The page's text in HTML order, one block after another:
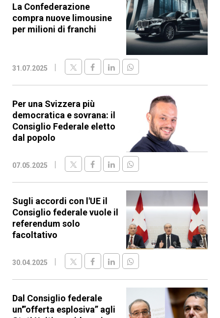
La Confederazione
compra nuove limousine
per milioni di franchi
31.07.2025
Per una Svizzera più
democratica e sovrana: il
Consiglio Federale eletto
dal popolo
07.05.2025
Sugli accordi con l'UE il
Consiglio federale vuole il
referendum solo
facoltativo
30.04.2025
Dal Consiglio federale
un'”offerta esplosiva” agli